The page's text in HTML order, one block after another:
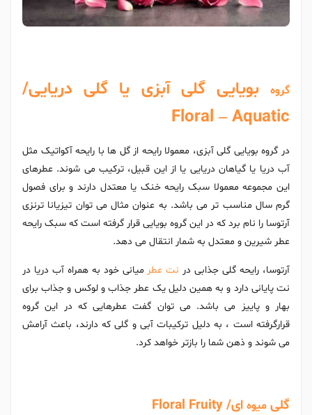
گروه
بویایی گلی آبزی یا گلی دریایی/
Floral – Aquatic
در گروه بویایی گلی آبزی،‌ معمولا رایحه از گل ها با رایحه آکواتیک مثل
آب دریا یا گیاهان دریایی یا از این قبیل، ترکیب می شوند. عطرهای
این مجموعه معمولا سبک رایحه خنک یا معتدل دارند و برای فصول
گرم سال مناسب تر می باشد. به عنوان مثال می توان تیزیانا ترنزی
آرتوسا را نام برد که در این گروه بویایی قرار گرفته است که سبک رایحه
عطر شیرین و معتدل به شمار انتقال می دهد.
آرتوسا، رایحه گلی جذابی در نت عطر میانی خود به همراه آب دریا در
نت پایانی دارد و به همین دلیل یک عطر جذاب و لوکس و جذاب برای
بهار و پاییز می باشد. می توان گفت عطرهایی که در این گروه
قرارگرفته است ، به دلیل ترکیبات آبی و گلی که دارند، باعث آرامش
می شوند و ذهن شما را بازتر خواهد کرد.
گلی میوه ای/ Floral Fruity